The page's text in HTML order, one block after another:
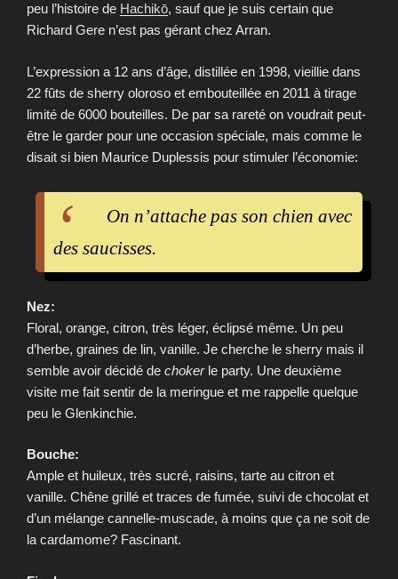
peu l’histoire de Hachikō, sauf que je suis certain que
Richard Gere n’est pas gérant chez Arran.
L’expression a 12 ans d’âge, distillée en 1998, vieillie dans
22 fûts de sherry oloroso et embouteillée en 2011 à tirage
limité de 6000 bouteilles. De par sa rareté on voudrait peut-
être le garder pour une occasion spéciale, mais comme le
disait si bien Maurice Duplessis pour stimuler l’économie:
On n’attache pas son chien avec
des saucisses.
Nez:
Floral, orange, citron, très léger, éclipsé même. Un peu
d’herbe, graines de lin, vanille. Je cherche le sherry mais il
semble avoir décidé de chokerle party. Une deuxième
visite me fait sentir de la meringue et me rappelle quelque
peu le Glenkinchie.
Bouche:
Ample et huileux, très sucré, raisins, tarte au citron et
vanille. Chêne grillé et traces de fumée, suivi de chocolat et
d’un mélange cannelle-muscade, à moins que ça ne soit de
la cardamome? Fascinant.